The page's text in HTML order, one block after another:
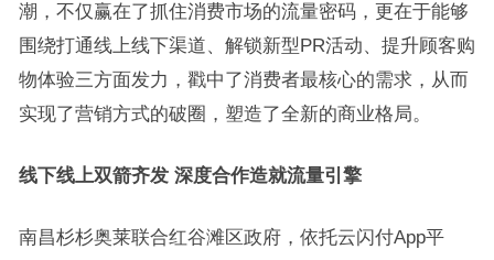
潮，不仅赢在了抓住消费市场的流量密码，更在于能够
围绕打通线上线下渠道、解锁新型PR活动、提升顾客购
物体验三方面发力，戳中了消费者最核心的需求，从而
实现了营销方式的破圈，塑造了全新的商业格局。
线下线上双箭齐发 深度合作造就流量引擎
南昌杉杉奥莱联合红谷滩区政府，依托云闪付App平